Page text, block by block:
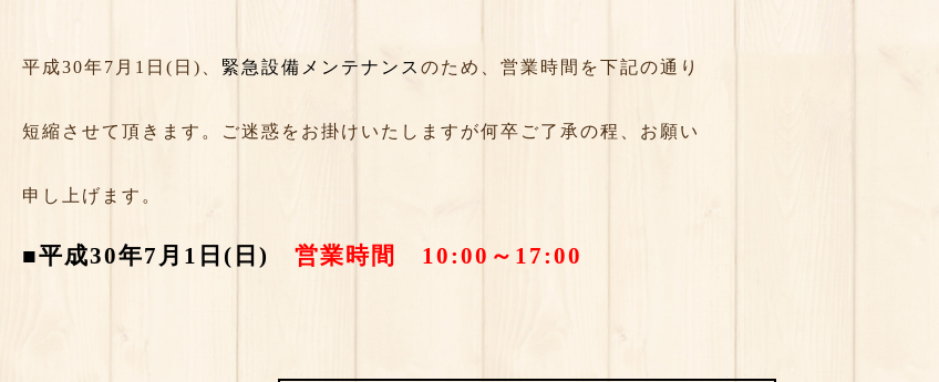
平成30年7月1日(日)、 緊急設備メンテナンスのため、営業時間を下記の通り
短縮させて頂きます。ご迷惑をお掛けいたしますが何卒ご了承の程、お願い
申し上げます。
■平成30年7月1日(日)営業時間 10:00～17:00